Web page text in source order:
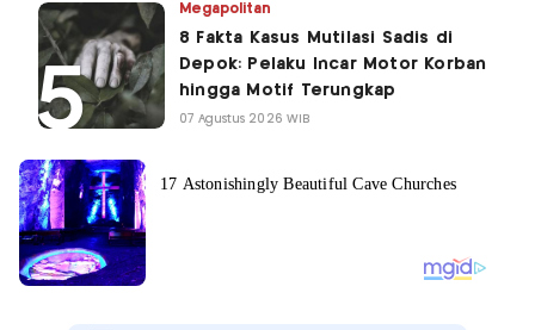
Megapolitan
8 Fakta Kasus Mutilasi Sadis di
Depok: Pelaku Incar Motor Korban
hingga Motif Terungkap
07 Agustus 2026 WIB